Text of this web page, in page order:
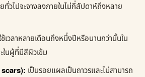
ทั่วไปจะจางลงภายในไม่กี่สัปดาห์ถึงหลาย
ช้เวลาหลายเดือนถึงหนึ่งปีหรือนานกว่านั้นใน
ในผู้ที่มีสีผิวเข้ม
เป็นรอยแผลเป็นถาวรและไม่สามารถ